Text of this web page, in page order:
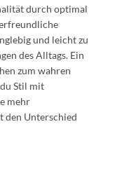
durch optimal
und leicht zu
des Alltags. Ein
zum wahren
Stil mit
mehr
den Unterschied